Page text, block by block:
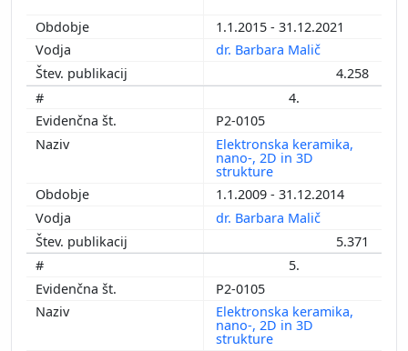
1.1.2015 - 31.12.2021
dr. Barbara Malič
4.258
4.
P2-0105
Elektronska keramika,
nano-, 2D in 3D
strukture
1.1.2009 - 31.12.2014
dr. Barbara Malič
5.371
5.
P2-0105
Elektronska keramika,
nano-, 2D in 3D
strukture